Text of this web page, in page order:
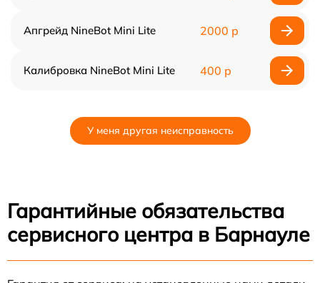
Апгрейд NineBot Mini Lite 2000 р
Калибровка NineBot Mini Lite 400 р
У меня другая неисправность
Гарантийные обязательства
сервисного центра в Барнауле